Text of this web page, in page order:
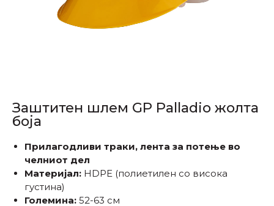
Заштитен шлем GP Palladio жолта
боја
Прилагодливи траки, лента за потење во
челниот дел
Материјал: HDPE (полиетилен со висока
густина)
Големина: 52-63 см